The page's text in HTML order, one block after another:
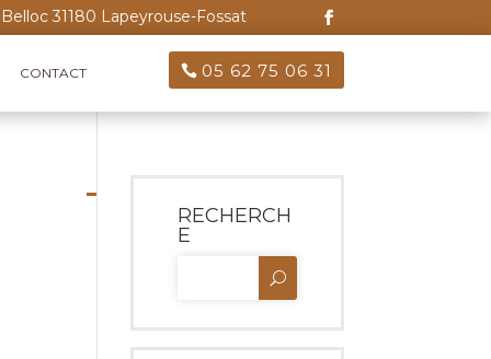
31180 Lapeyrouse-Fossat
CONTACT 05 62 75 06 31
RECHERCH
E